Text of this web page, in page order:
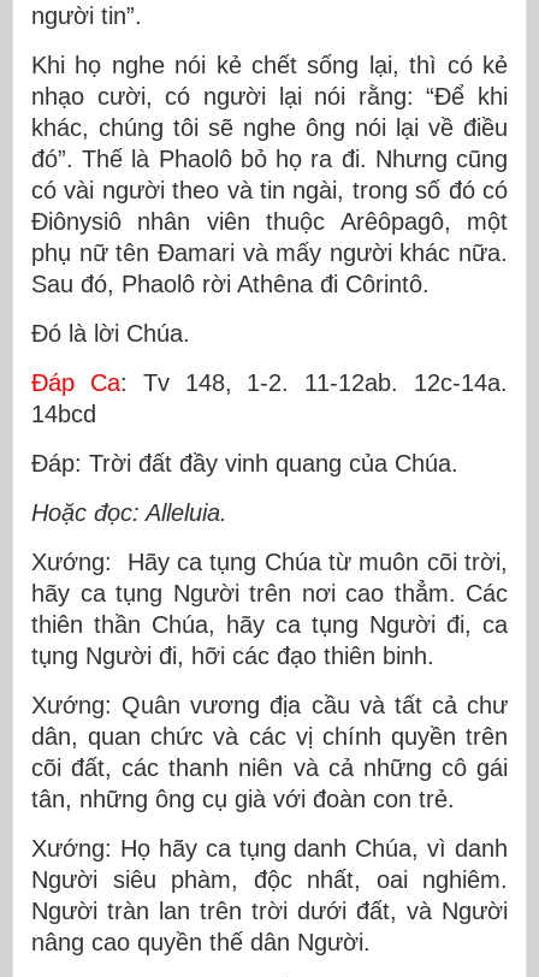
người tin”.
Khi họ nghe nói kẻ chết sống lại, thì có kẻ
nhạo cười, có người lại nói rằng: “Ðể khi
khác, chúng tôi sẽ nghe ông nói lại về điều
đó”. Thế là Phaolô bỏ họ ra đi. Nhưng cũng
có vài người theo và tin ngài, trong số đó có
Ðiônysiô nhân viên thuộc Arêôpagô, một
phụ nữ tên Ðamari và mấy người khác nữa.
Sau đó, Phaolô rời Athêna đi Côrintô.
Ðó là lời Chúa.
Ðáp Ca: Tv 148, 1-2. 11-12ab. 12c-14a.
14bcd
Ðáp: Trời đất đầy vinh quang của Chúa.
Hoặc đọc: Alleluia.
Xướng: Hãy ca tụng Chúa từ muôn cõi trời,
hãy ca tụng Người trên nơi cao thẳm. Các
thiên thần Chúa, hãy ca tụng Người đi, ca
tụng Người đi, hỡi các đạo thiên binh.
Xướng: Quân vương địa cầu và tất cả chư
dân, quan chức và các vị chính quyền trên
cõi đất, các thanh niên và cả những cô gái
tân, những ông cụ già với đoàn con trẻ.
Xướng: Họ hãy ca tụng danh Chúa, vì danh
Người siêu phàm, độc nhất, oai nghiêm.
Người tràn lan trên trời dưới đất, và Người
nâng cao quyền thế dân Người.